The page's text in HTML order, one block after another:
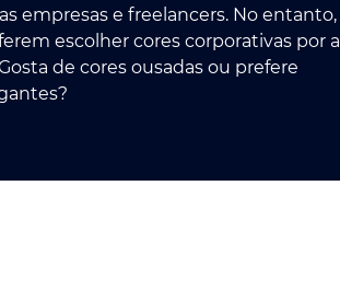
empresas e freelancers. No entanto,
escolher cores corporativas por a
de cores ousadas ou prefere